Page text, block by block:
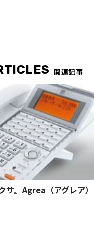
関連記事
サ』Agrea（アグレア）